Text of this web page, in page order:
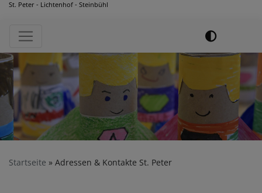
St. Peter - Lichtenhof - Steinbühl
Hauptnavigation
Startseite Adressen & Kontakte St. Peter